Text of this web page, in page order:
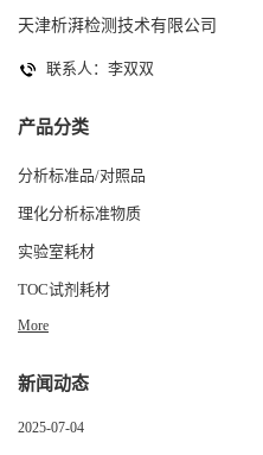
天津析湃检测技术有限公司
联系人：李双双
产品分类
分析标准品/对照品
理化分析标准物质
实验室耗材
TOC试剂耗材
More
新闻动态
2025-07-04